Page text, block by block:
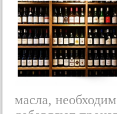
масла,